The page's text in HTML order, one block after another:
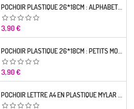
POCHOIR PLASTIQUE 26*18CM : ALPHABET (16)
Prix
3,90 €
POCHOIR PLASTIQUE 26*18CM : PETITS MOTIFS FLORALES
Prix
3,90 €
POCHOIR LETTRE A4 EN PLASTIQUE MYLAR ALPHABET RACINE 30 MM